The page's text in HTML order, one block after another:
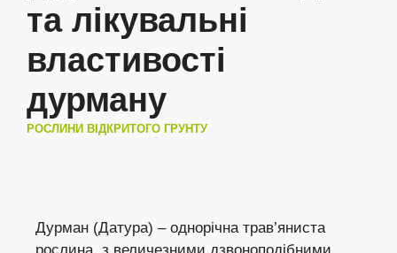
та лікувальні
властивості
дурману
РОСЛИНИ ВІДКРИТОГО ГРУНТУ
Дурман (Датура) – однорічна трав’яниста
рослина, з величезними дзвоноподібними